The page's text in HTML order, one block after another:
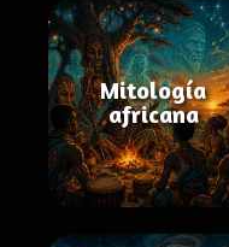
Mitología
africana